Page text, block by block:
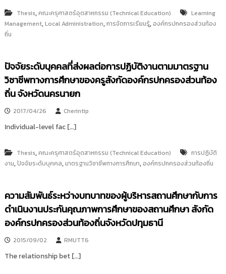
น
วิ
จั
Thesis,คณะครุศาสตร์อุตสาหกรรม (Technical Education)
Learning
Management,Local Administration,การจัดการเรียนรู้,องค์กรปกครองส่วนท้อง
ถิ่น
ปัจจัยระดับบุคคลที่ส่งผลต่อการปฏิบัติงานตามมาตรฐาน
วิชาชีพทางการศึกษาของครูสังกัดองค์กรปกครองส่วนท้อง
ถิ่น จังหวัดนครนายก
2017/04/26 Cherintip
Individual-level fac […]
Thesis,คณะครุศาสตร์อุตสาหกรรม (Technical Education)
การปฏิบัติ
งาน,ปัจจัยระดับบุคคล,มาตรฐานวิชาชีพทางการศึกษา,องค์กรปกครองส่วนท้องถิ่น
ความสัมพันธ์ระหว่างบทบาทของผู้บริหารสถานศึกษากับการ
ดำเนินงานประกันคุณภาพการศึกษาของสถานศึกษา สังกัด
องค์กรปกครองส่วนท้องถิ่นจังหวัดปทุมธานี
2015/09/02 RMUTT6
The relationship bet […]